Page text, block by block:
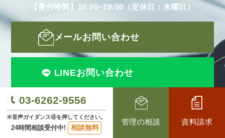
【受付時間】10:00~19:00（定休日：水曜日）
メールお問い合わせ
LINEお問い合わせ
03-6262-9556
※音声ガイダンス④を押してください。
24時間相談受付中! 相談無料
管理の相談 資料請求